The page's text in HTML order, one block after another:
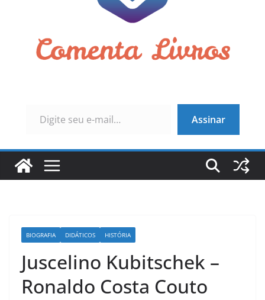
Assinar
BIOGRAFIA DIDÁTICOS HISTÓRIA
Juscelino Kubitschek –
Ronaldo Costa Couto